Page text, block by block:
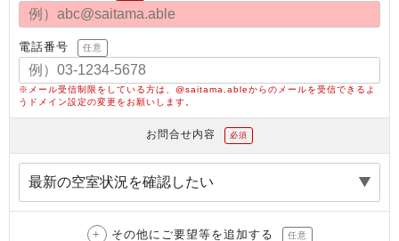
電話番号 任意
※メール受信制限をしている方は、@saitama.ableからのメールを受信できるよ
うドメイン設定の変更をお願いします。
お問合せ内容 必須
その他にご要望等を追加する 任意